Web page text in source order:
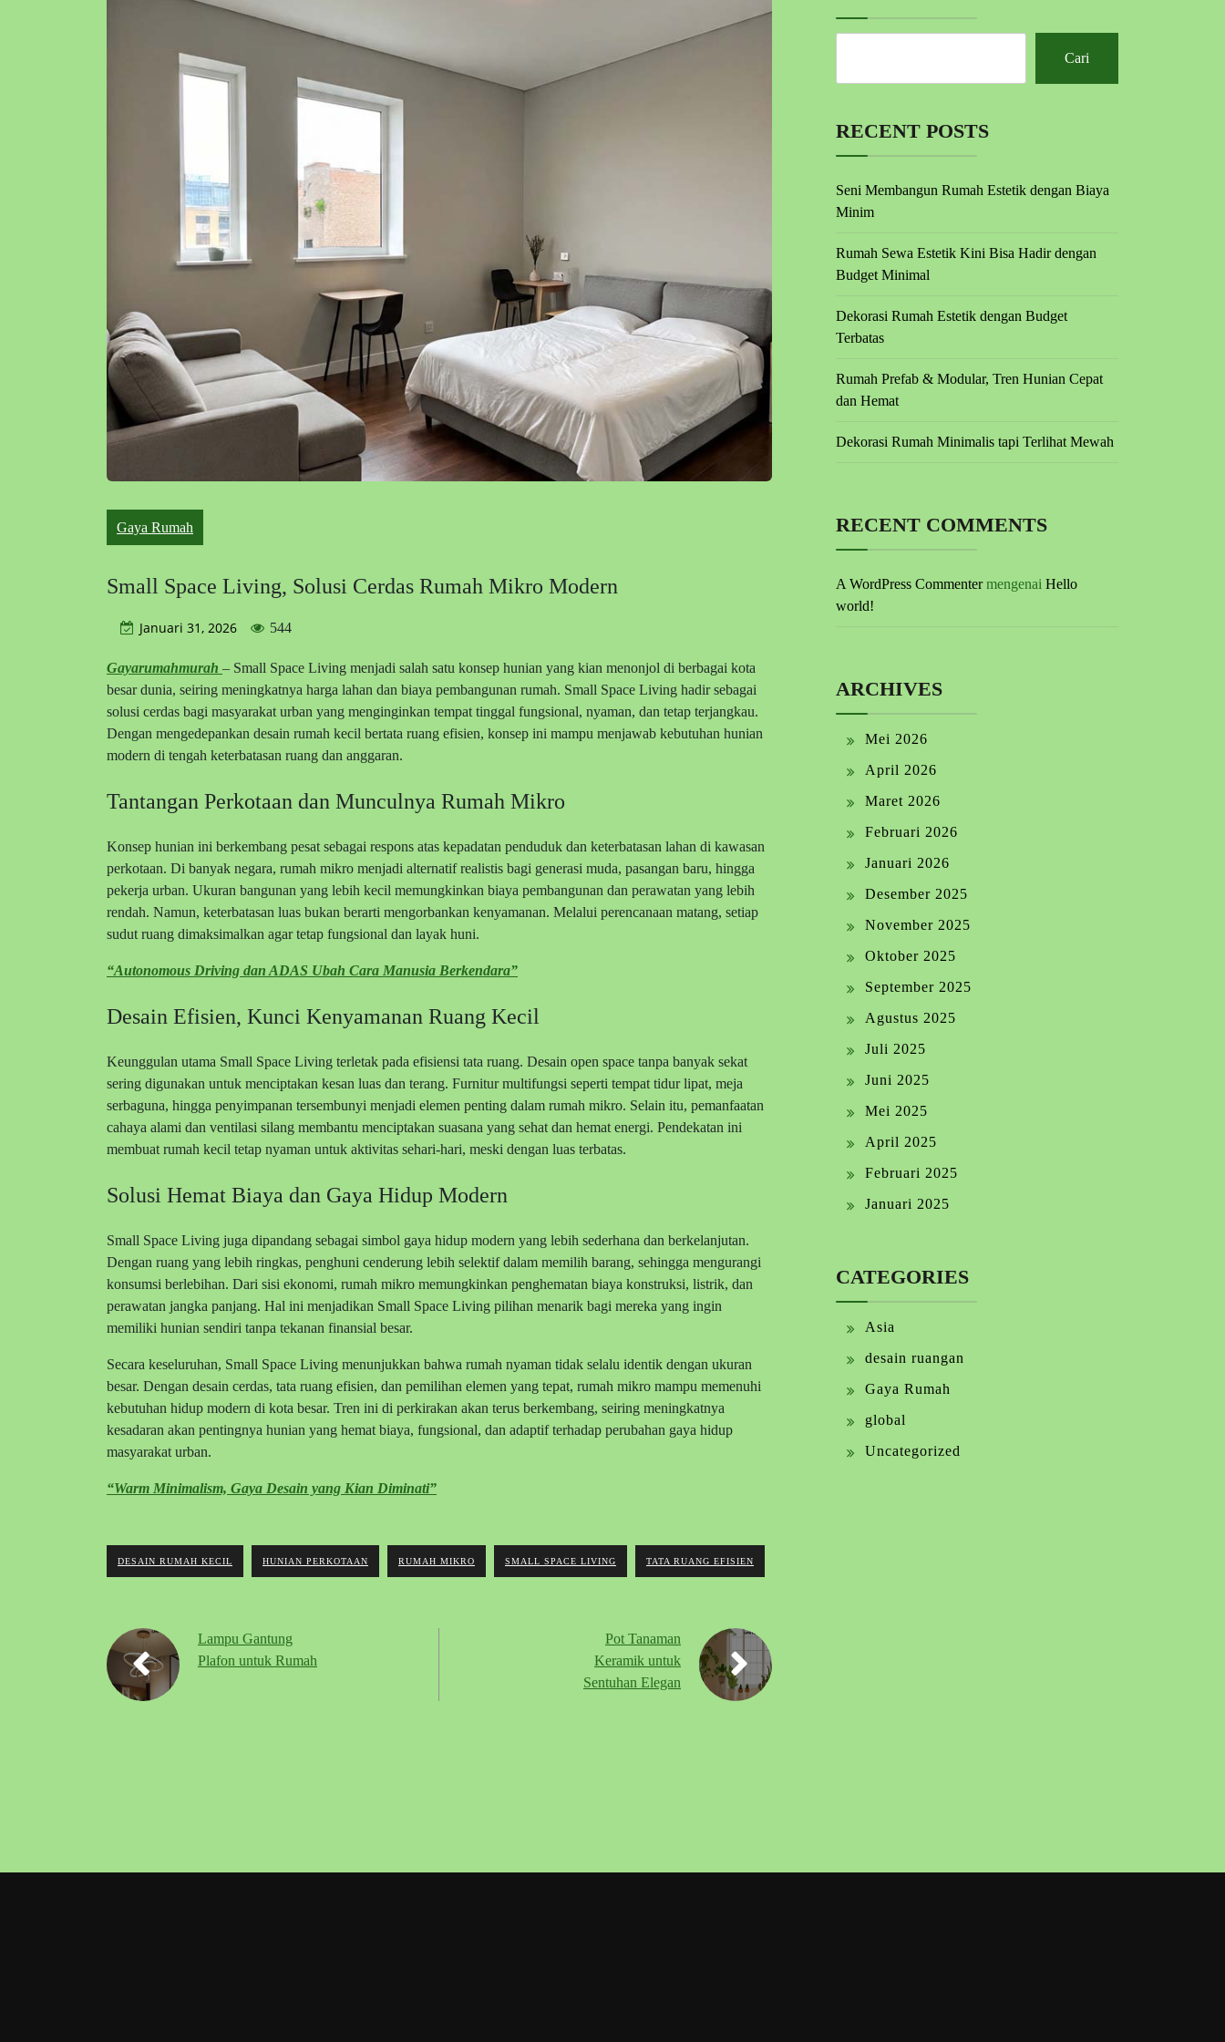
Gaya Rumah
Small Space Living, Solusi Cerdas Rumah Mikro Modern
Januari 31, 2026 544
Gayarumahmurah – Small Space Living menjadi salah satu konsep hunian yang kian menonjol di berbagai kota
besar dunia, seiring meningkatnya harga lahan dan biaya pembangunan rumah. Small Space Living hadir sebagai
solusi cerdas bagi masyarakat urban yang menginginkan tempat tinggal fungsional, nyaman, dan tetap terjangkau.
Dengan mengedepankan desain rumah kecil bertata ruang efisien, konsep ini mampu menjawab kebutuhan hunian
modern di tengah keterbatasan ruang dan anggaran.
Tantangan Perkotaan dan Munculnya Rumah Mikro
Konsep hunian ini berkembang pesat sebagai respons atas kepadatan penduduk dan keterbatasan lahan di kawasan
perkotaan. Di banyak negara, rumah mikro menjadi alternatif realistis bagi generasi muda, pasangan baru, hingga
pekerja urban. Ukuran bangunan yang lebih kecil memungkinkan biaya pembangunan dan perawatan yang lebih
rendah. Namun, keterbatasan luas bukan berarti mengorbankan kenyamanan. Melalui perencanaan matang, setiap
sudut ruang dimaksimalkan agar tetap fungsional dan layak huni.
“Autonomous Driving dan ADAS Ubah Cara Manusia Berkendara”
Desain Efisien, Kunci Kenyamanan Ruang Kecil
Keunggulan utama Small Space Living terletak pada efisiensi tata ruang. Desain open space tanpa banyak sekat
sering digunakan untuk menciptakan kesan luas dan terang. Furnitur multifungsi seperti tempat tidur lipat, meja
serbaguna, hingga penyimpanan tersembunyi menjadi elemen penting dalam rumah mikro. Selain itu, pemanfaatan
cahaya alami dan ventilasi silang membantu menciptakan suasana yang sehat dan hemat energi. Pendekatan ini
membuat rumah kecil tetap nyaman untuk aktivitas sehari-hari, meski dengan luas terbatas.
Solusi Hemat Biaya dan Gaya Hidup Modern
Small Space Living juga dipandang sebagai simbol gaya hidup modern yang lebih sederhana dan berkelanjutan.
Dengan ruang yang lebih ringkas, penghuni cenderung lebih selektif dalam memilih barang, sehingga mengurangi
konsumsi berlebihan. Dari sisi ekonomi, rumah mikro memungkinkan penghematan biaya konstruksi, listrik, dan
perawatan jangka panjang. Hal ini menjadikan Small Space Living pilihan menarik bagi mereka yang ingin
memiliki hunian sendiri tanpa tekanan finansial besar.
Secara keseluruhan, Small Space Living menunjukkan bahwa rumah nyaman tidak selalu identik dengan ukuran
besar. Dengan desain cerdas, tata ruang efisien, dan pemilihan elemen yang tepat, rumah mikro mampu memenuhi
kebutuhan hidup modern di kota besar. Tren ini di perkirakan akan terus berkembang, seiring meningkatnya
kesadaran akan pentingnya hunian yang hemat biaya, fungsional, dan adaptif terhadap perubahan gaya hidup
masyarakat urban.
“Warm Minimalism, Gaya Desain yang Kian Diminati”
DESAIN RUMAH KECIL HUNIAN PERKOTAAN RUMAH MIKRO SMALL SPACE LIVING TATA RUANG EFISIEN
Lampu Gantung
Plafon untuk Rumah
Pot Tanaman
Keramik untuk
Sentuhan Elegan
Cari
RECENT POSTS
Seni Membangun Rumah Estetik dengan Biaya
Minim
Rumah Sewa Estetik Kini Bisa Hadir dengan
Budget Minimal
Dekorasi Rumah Estetik dengan Budget
Terbatas
Rumah Prefab & Modular, Tren Hunian Cepat
dan Hemat
Dekorasi Rumah Minimalis tapi Terlihat Mewah
RECENT COMMENTS
A WordPress Commentermengenai Hello
world!
ARCHIVES
Mei 2026
April 2026
Maret 2026
Februari 2026
Januari 2026
Desember 2025
November 2025
Oktober 2025
September 2025
Agustus 2025
Juli 2025
Juni 2025
Mei 2025
April 2025
Februari 2025
Januari 2025
CATEGORIES
Asia
desain ruangan
Gaya Rumah
global
Uncategorized